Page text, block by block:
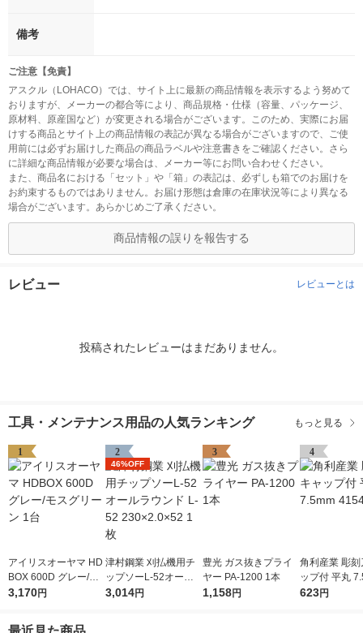
備考
ご注意【免責】
アスクル（LOHACO）では、サイト上に最新の商品情報を表示するよう努めて
おりますが、メーカーの都合等により、商品規格・仕様（容量、パッケージ、
原材料、原産国など）が変更される場合がございます。このため、実際にお届
けする商品とサイト上の商品情報の表記が異なる場合がございますので、ご使
用前には必ずお届けした商品の商品ラベルや注意書きをご確認ください。さら
に詳細な商品情報が必要な場合は、メーカー等にお問い合わせください。
また、商品名における「セット」や「箱」の表記は、必ずしも箱でのお届けを
お約束するものではありません。お届け形態は倉庫の在庫状況等により異なる
場合がございます。あらかじめご了承ください。
商品情報の誤りを報告する
レビュー レビューとは
投稿されたレビューはまだありません。
工具・メンテナンス用品の人気ランキング もっと見る
1
アイリスオーヤマ HD
BOX 600D グレー/モ
スグリーン 1台
3,170円
2
46%OFF
津村鋼業 刈払機用チ
ップソーL-52オール
ラウンド L-52 230×2.
3,014円
3
豊光 ガス抜きプライ
ヤー PA-1200 1本
1,158円
4
角利産業 彫刻
ップ付 平丸
541 1個
623円